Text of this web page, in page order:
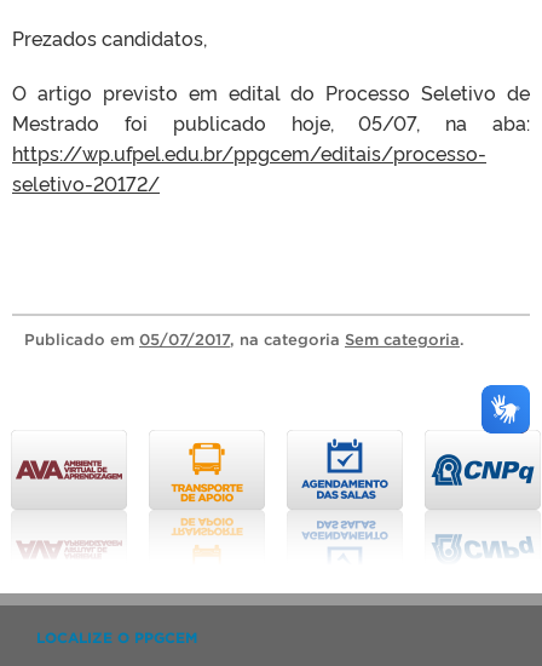
Prezados candidatos,
O artigo previsto em edital do Processo Seletivo de
Mestrado foi publicado hoje, 05/07, na aba:
https://wp.ufpel.edu.br/ppgcem/editais/processo-
seletivo-20172/
Publicado em 05/07/2017, na categoria Sem categoria.
LOCALIZE O PPGCEM